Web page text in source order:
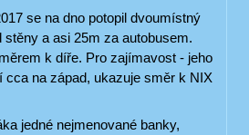
se na dno potopil dvoumístný
a asi 25m za autobusem.
k díře. Pro zajímavost - jeho
na západ, ukazuje směr k NIX
jedné nejmenované banky,